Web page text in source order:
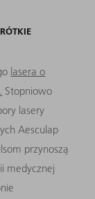
lasera o
Stopniowo
lasery
Aesculap
przynoszą
medycznej